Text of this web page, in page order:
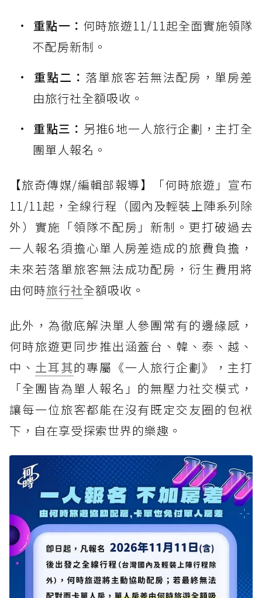
重點一： 何時旅遊11/11起全面實施領隊
不配房新制。
重點二： 落單旅客若無法配房，單房差
由旅行社全額吸收。
重點三： 另推6地一人旅行企劃，主打全
團單人報名。
【旅奇傳媒/編輯部報導】「何時旅遊」宣布
11/11起，全線行程（國內及輕裝上陣系列除
外）實施「領隊不配房」新制。更打破過去
一人報名須擔心單人房差造成的旅費負擔，
未來若落單旅客無法成功配房，衍生費用將
由何時旅行社全額吸收。
此外，為徹底解決單人參團常有的邊緣感，
何時旅遊更同步推出涵蓋台、韓、泰、越、
中、 土耳其的專屬《一人旅行企劃》，主打
「全團皆為單人報名」的無壓力社交模式，
讓每一位旅客都能在沒有既定交友圈的包袱
下，自在享受探索世界的樂趣。